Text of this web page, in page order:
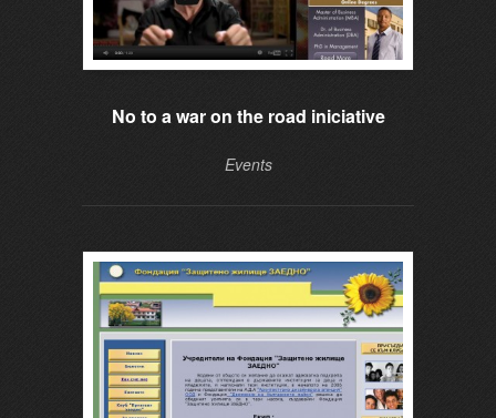
No to a war on the road iniciative
Events